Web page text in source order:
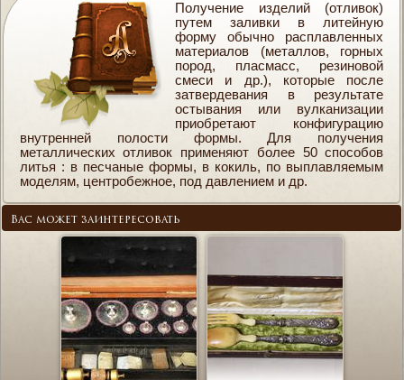
Получение изделий (отливок)
путем заливки в литейную
форму обычно расплавленных
материалов (металлов, горных
пород, пласмасс, резиновой
смеси и др.), которые после
затвердевания в результате
остывания или вулканизации
приобретают конфигурацию
внутренней полости формы. Для получения
металлических отливок применяют более 50 способов
литья : в песчаные формы, в кокиль, по выплавляемым
моделям, центробежное, под давлением и др.
Вас может заинтересовать